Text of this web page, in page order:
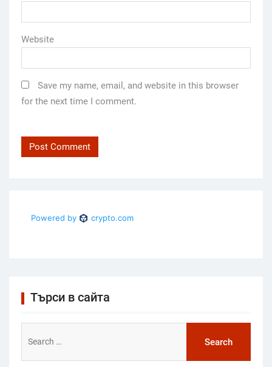
Website
Save my name, email, and website in this browser
for the next time I comment.
Търси в сайта
for: